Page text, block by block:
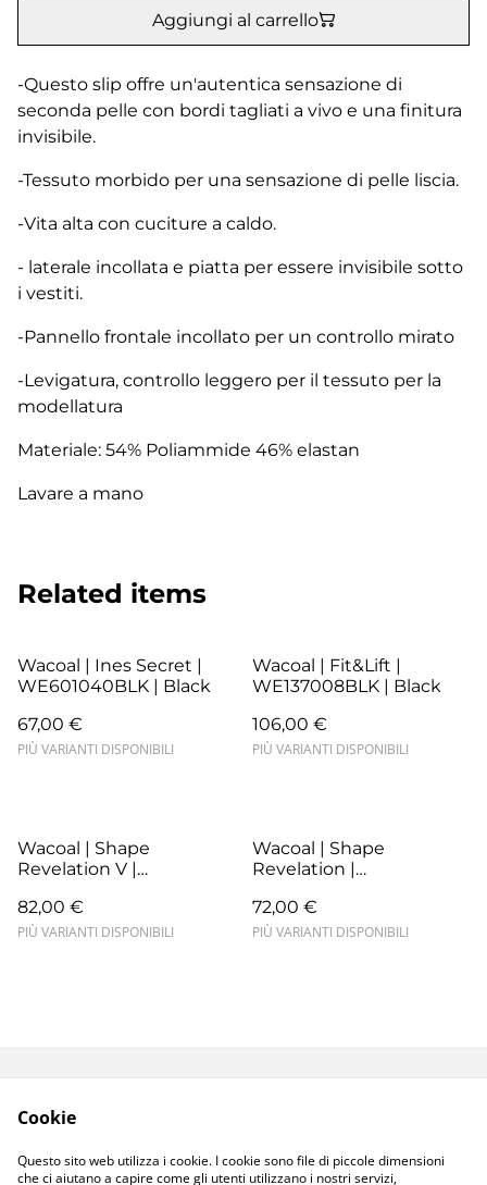
Aggiungi al carrello
-Questo slip offre un'autentica sensazione di
seconda pelle con bordi tagliati a vivo e una finitura
invisibile.
-Tessuto morbido per una sensazione di pelle liscia.
-Vita alta con cuciture a caldo.
- laterale incollata e piatta per essere invisibile sotto
i vestiti.
-Pannello frontale incollato per un controllo mirato
-Levigatura, controllo leggero per il tessuto per la
modellatura
Materiale: 54% Poliammide 46% elastan
Lavare a mano
Related items
Wacoal | Ines Secret |
WE601040BLK | Black
67,00 €
PIÙ VARIANTI DISPONIBILI
Wacoal | Fit&Lift |
WE137008BLK | Black
106,00 €
PIÙ VARIANTI DISPONIBILI
Wacoal | Shape
Revelation V |
82,00 €
PIÙ VARIANTI DISPONIBILI
Wacoal | Shape
Revelation |
72,00 €
PIÙ VARIANTI DISPONIBILI
Termini e Condizioni
Consegne
Cookie Policy
Cookie
Questo sito web utilizza i cookie. I cookie sono file di piccole dimensioni
che ci aiutano a capire come gli utenti utilizzano i nostri servizi,